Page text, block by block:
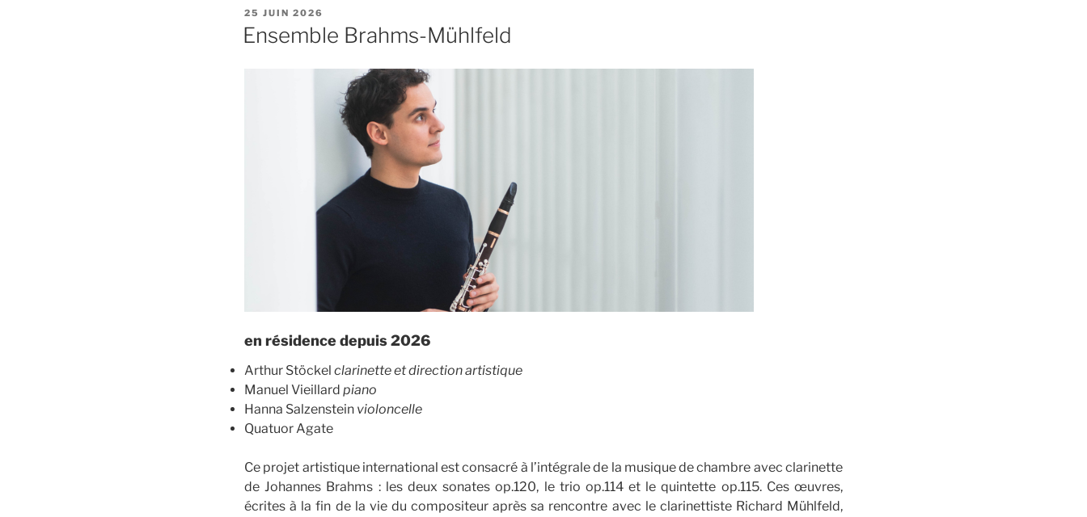
PUBLIÉ
LE
25 JUIN 2026
Ensemble Brahms-Mühlfeld
en résidence depuis 2026
Arthur Stöckel clarinetteet direction artistique
Manuel Vieillard piano
Hanna Salzenstein violoncelle
Quatuor Agate
Ce projet artistique international est consacré à l’intégrale de la musique de chambre avec clarinette
de Johannes Brahms : les deux sonates op.120, le trio op.114 et le quintette op.115. Ces œuvres,
écrites à la fin de la vie du compositeur après sa rencontre avec le clarinettiste Richard Mühlfeld,